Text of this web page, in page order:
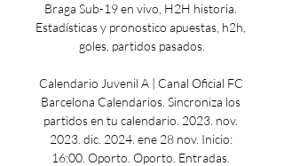
Braga Sub-19 en vivo, H2H historia.
Estadísticas y pronostico apuestas, h2h,
goles, partidos pasados.
Calendario Juvenil A | Canal Oficial FC
Barcelona Calendarios. Sincroniza los
partidos en tu calendario. 2023. nov.
2023. dic. 2024. ene 28 nov. Inicio:
16:00. Oporto. Oporto. Entradas.